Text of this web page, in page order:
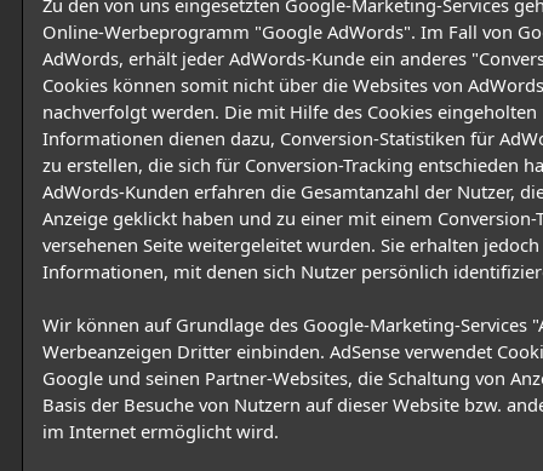
Zu den von uns eingesetzten Google-Marketing-Services
Online-Werbeprogramm "Google AdWords". Im Fall von
AdWords, erhält jeder AdWords-Kunde ein anderes
Cookies können somit nicht über die Websites von
nachverfolgt werden. Die mit Hilfe des Cookies eingeholten
Informationen dienen dazu, Conversion-Statistiken für
zu erstellen, die sich für Conversion-Tracking entschieden
AdWords-Kunden erfahren die Gesamtanzahl der Nutzer,
Anzeige geklickt haben und zu einer mit einem Conversion-
versehenen Seite weitergeleitet wurden. Sie erhalten
Informationen, mit denen sich Nutzer persönlich
Wir können auf Grundlage des Google-Marketing-Services
Werbeanzeigen Dritter einbinden. AdSense verwendet
Google und seinen Partner-Websites, die Schaltung von
Basis der Besuche von Nutzern auf dieser Website bzw.
im Internet ermöglicht wird.